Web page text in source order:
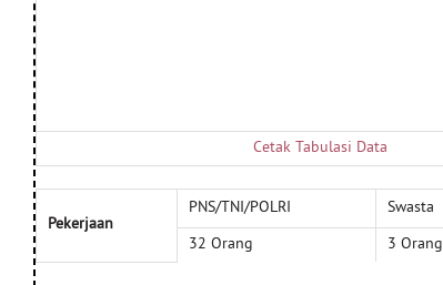
Cetak Tabulasi Data
Pekerjaan
PNS/TNI/POLRI Swasta
32 Orang
3 Orang